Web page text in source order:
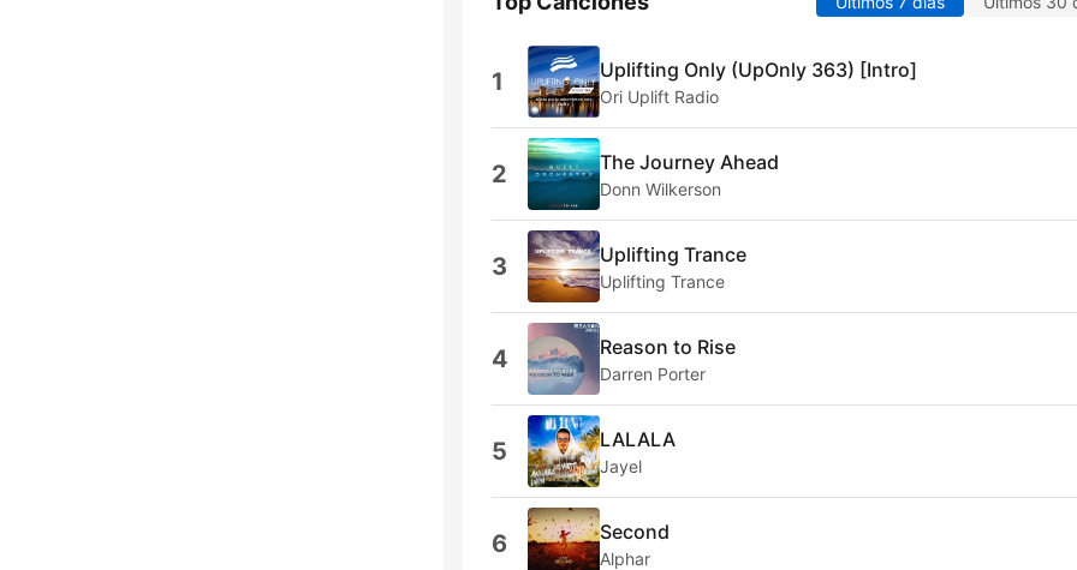
1 Uplifting Only (UpOnly 363) [Intro]
Ori Uplift Radio
2 The Journey Ahead
Donn Wilkerson
3 Uplifting Trance
Uplifting Trance
4 Reason to Rise
Darren Porter
5 LALALA
Jayel
6 Second
Alphar